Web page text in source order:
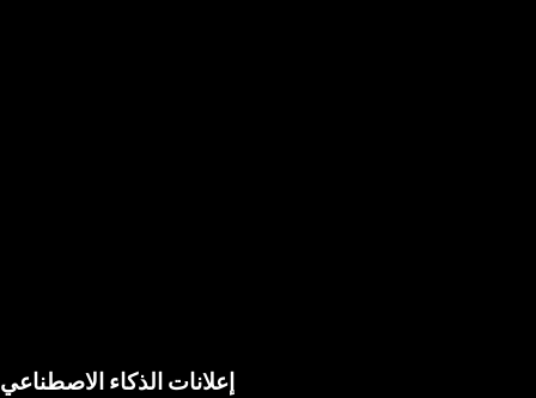
إعلانات الذكاء الاصطناعي